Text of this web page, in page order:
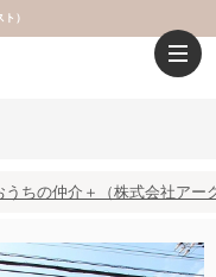
）
ちの仲介＋（株式会社アー